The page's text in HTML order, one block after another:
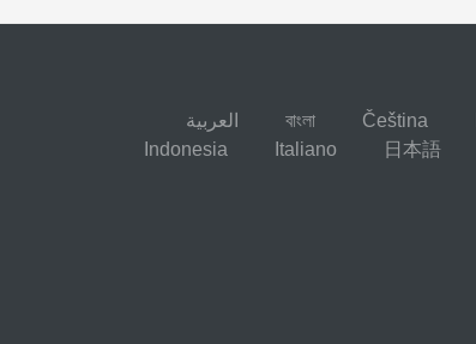
العربية বাংলা Čeština
Indonesia
Italiano 日本語